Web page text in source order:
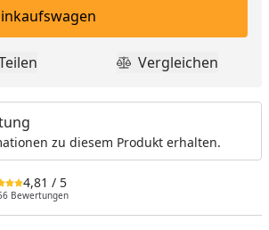
In den Einkaufswagen legen
hinzufügen
Teilen Produkt
Vergleichen
zu diesem Produkt erhalten.
4,81 / 5
Bewertungen